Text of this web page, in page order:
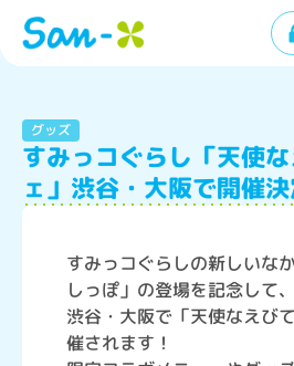
グッズ
すみっコぐらし「天使
ェ」渋谷・大阪で開催決
すみっコぐらしの新しいな
しっぽ」の登場を記念して、
渋谷・大阪で「天使なえび
催されます！